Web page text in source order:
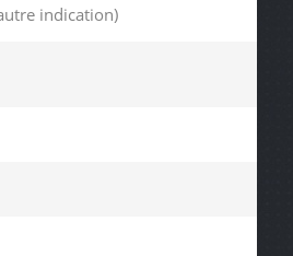
indication)